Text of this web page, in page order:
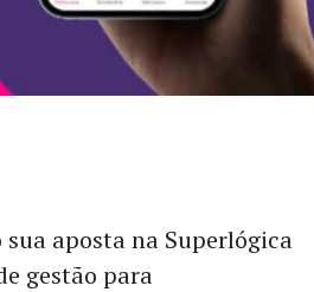
aposta na Superlógica
gestão para